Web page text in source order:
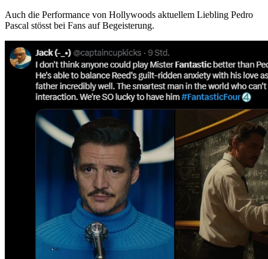
Auch die Performance von Hollywoods aktuellem Liebling Pedro
Pascal stösst bei Fans auf Begeisterung.